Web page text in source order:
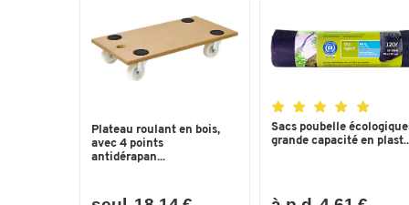
Plateau roulant en bois,
avec 4 points
antidérapan...
Sacs poubelle
grande capacité en